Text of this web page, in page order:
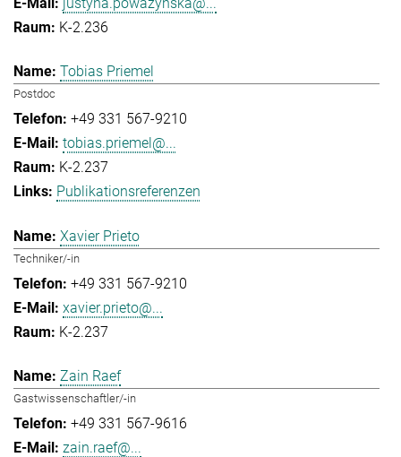
K-2.236
Tobias Priemel
Postdoc
+49 331 567-9210
tobias.priemel@...
K-2.237
Publikationsreferenzen
Xavier Prieto
Techniker/-in
+49 331 567-9210
xavier.prieto@...
K-2.237
Zain Raef
Gastwissenschaftler/-in
+49 331 567-9616
zain.raef@...